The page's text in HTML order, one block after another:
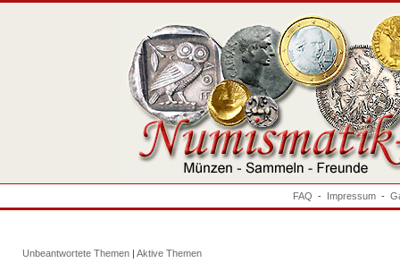
FAQ - Impressum -
Unbeantwortete Themen | Aktive Themen